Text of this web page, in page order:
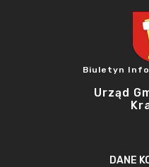
Biuletyn
Urząd
DANE